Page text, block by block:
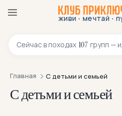
живи · мечтай ·
Сейчас в походах 107 групп —
8 800 200-
Главная С детьми и семьей
С детьми и семьей